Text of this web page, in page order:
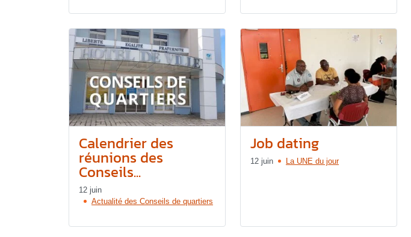
Calendrier des
réunions des
Conseils...
12 juin
Actualité des Conseils de quartiers
Job dating
12 juin La UNE du jour